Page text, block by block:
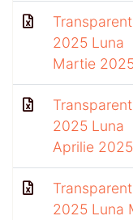
2025 Luna
Martie
2025 Luna
Aprilie 2025
2025 Luna